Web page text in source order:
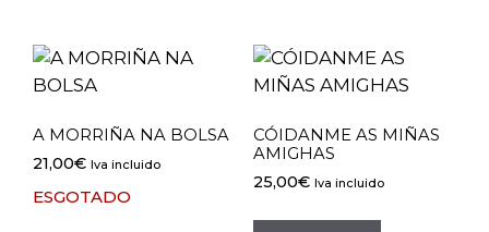
A MORRIÑA NA BOLSA
21,00€ Iva incluido
ESGOTADO
CÓIDANME AS MIÑAS
AMIGHAS
25,00€ Iva incluido